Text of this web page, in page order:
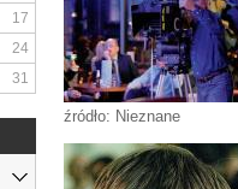
źródło: Nieznane
17
24
31